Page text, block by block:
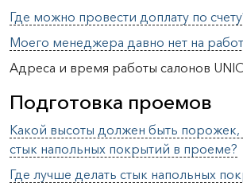
Где можно провести доплату по
Моего менеджера давно нет на
Адреса и время работы салонов
Подготовка проемов
Какой высоты должен быть
стык напольных покрытий в проеме?
Где лучше делать стык напольных